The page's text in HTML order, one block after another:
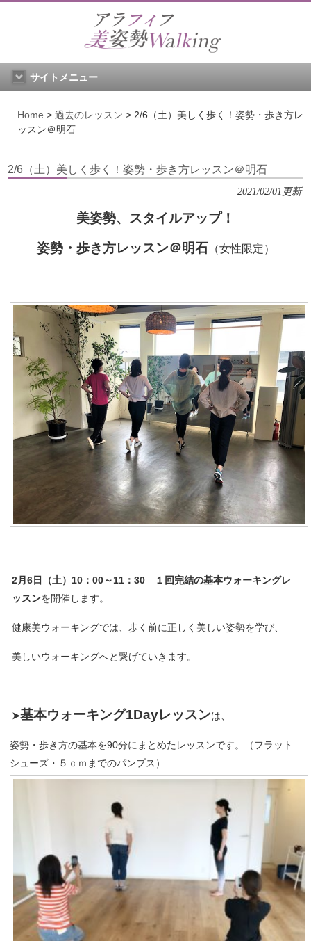
サイトメニュー
Home > 過去のレッスン > 2/6（土）美しく歩く！姿勢・歩き方レ
ッスン＠明石
2/6（土）美しく歩く！姿勢・歩き方レッスン＠明石
2021/02/01更新
美姿勢、スタイルアップ！
姿勢・歩き方レッスン＠明石 （女性限定）
2月6日（土）10：00～11：30 １回完結の基本ウォーキングレ
ッスンを開催します。
健康美ウォーキングでは、歩く前に正しく美しい姿勢を学び、
美しいウォーキングへと繋げていきます。
➤基本ウォーキング1Dayレッスンは、
姿勢・歩き方の基本を90分にまとめたレッスンです。（フラット
シューズ・５ｃｍまでのパンプス）